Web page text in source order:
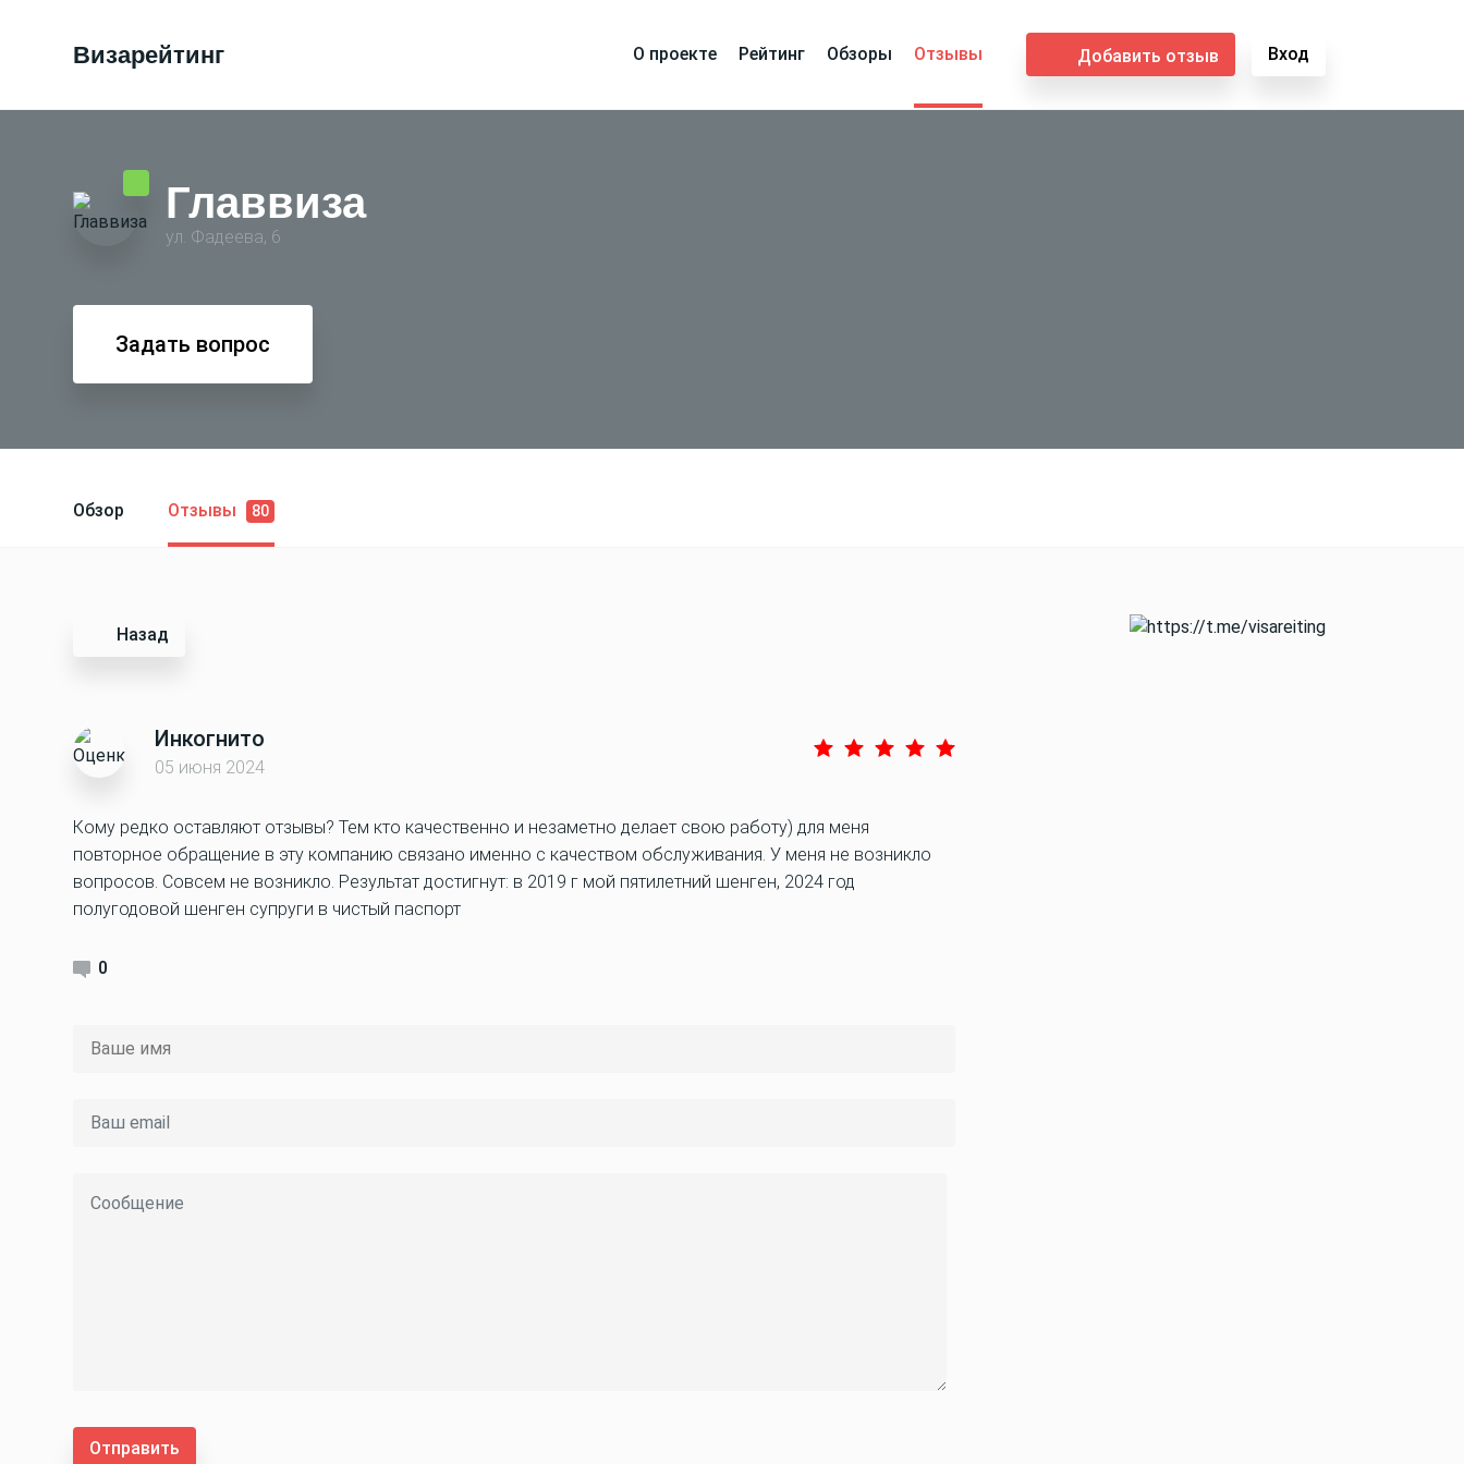
Визарейтинг О проекте Рейтинг Обзоры Отзывы Добавить отзыв Вход
Главвиза
ул. Фадеева, 6
Задать вопрос
Обзор Отзывы 80
Назад
Инкогнито
05 июня 2024
Кому редко оставляют отзывы? Тем кто качественно и незаметно делает свою работу) для меня
повторное обращение в эту компанию связано именно с качеством обслуживания. У меня не возникло
вопросов. Совсем не возникло. Результат достигнут: в 2019 г мой пятилетний шенген, 2024 год
полугодовой шенген супруги в чистый паспорт
0
Отправить